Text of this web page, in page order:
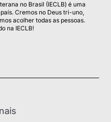
no Brasil (IECLB) é uma
Cremos no Deus tri-uno,
acolher todas as pessoas.
na IECLB!